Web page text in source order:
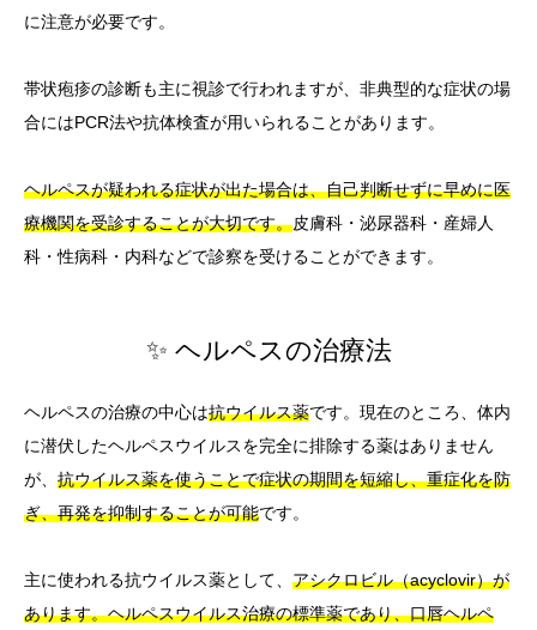
に注意が必要です。
帯状疱疹の診断も主に視診で行われますが、非典型的な症状の場
合にはPCR法や抗体検査が用いられることがあります。
ヘルペスが疑われる症状が出た場合は、自己判断せずに早めに医
療機関を受診することが大切です。皮膚科・泌尿器科・産婦人
科・性病科・内科などで診察を受けることができます。
✨ ヘルペスの治療法
ヘルペスの治療の中心は抗ウイルス薬です。現在のところ、体内
に潜伏したヘルペスウイルスを完全に排除する薬はありません
が、 抗ウイルス薬を使うことで症状の期間を短縮し、重症化を防
ぎ、再発を抑制することが可能です。
主に使われる抗ウイルス薬として、 アシクロビル（acyclovir）が
あります。ヘルペスウイルス治療の標準薬であり、口唇ヘルペ